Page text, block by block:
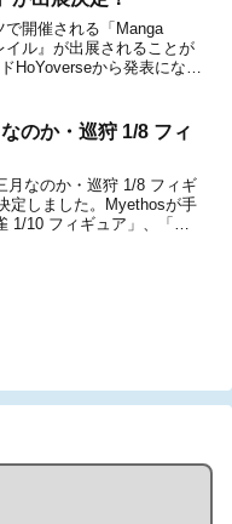
で開催される「Manga
ル』が出展されることが
HoYoverseから発表になり
のか・巡狩 1/8 フィ
月なのか・巡狩 1/8 フィギ
定しました。Myethosが手
1/10 フィギュア」、「カ